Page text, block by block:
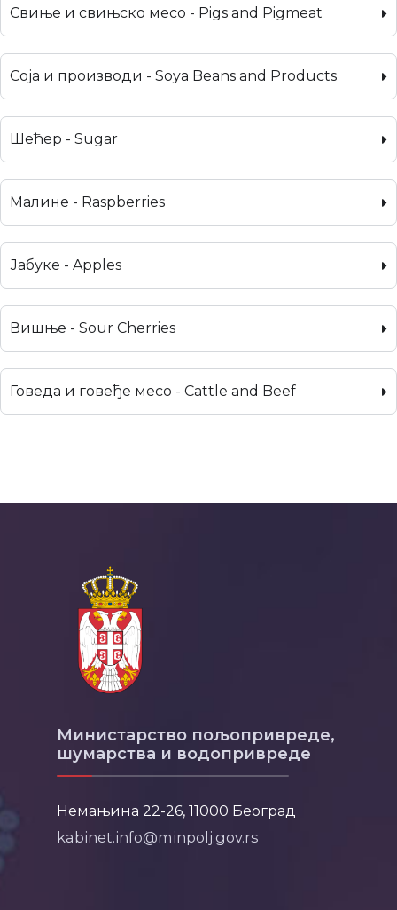
Свиње и свињско месо - Pigs and Pigmeat
Соја и производи - Soya Beans and Products
Шећер - Sugar
Малине - Raspberries
Јабуке - Apples
Вишње - Sour Cherries
Говеда и говеђе месо - Cattle and Beef
Министарство пољопривреде,
шумарства и водопривреде
Немањина 22-26, 11000 Београд
kabinet.info@minpolj.gov.rs